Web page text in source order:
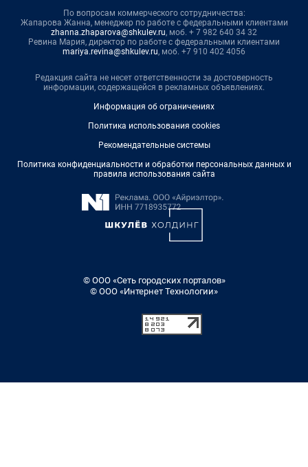
По вопросам коммерческого сотрудничества:
Жапарова Жанна, менеджер по работе с федеральными клиентами
zhanna.zhaparova@shkulev.ru, моб. + 7 982 640 34 32
Ревина Мария, директор по работе с федеральными клиентами
mariya.revina@shkulev.ru, моб. +7 910 402 4056
Редакция сайта не несет ответственности за достоверность
информации, содержащейся в рекламных объявлениях.
Информация об ограничениях
Политика использования cookies
Рекомендательные системы
Политика конфиденциальности и обработки персональных данных и
правила использования сайта
© ООО «Сеть городских порталов»
© ООО «Интернет Технологии»